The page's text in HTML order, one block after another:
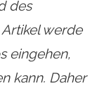
des
werde
eingehen,
kann. Daher